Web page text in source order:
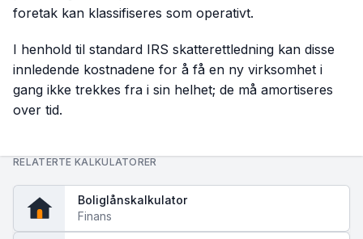
foretak kan klassifiseres som operativt.
I henhold til standard IRS skatterettledning kan disse
innledende kostnadene for å få en ny virksomhet i
gang ikke trekkes fra i sin helhet; de må amortiseres
over tid.
RELATERTE KALKULATORER
Boliglånskalkulator
Finans